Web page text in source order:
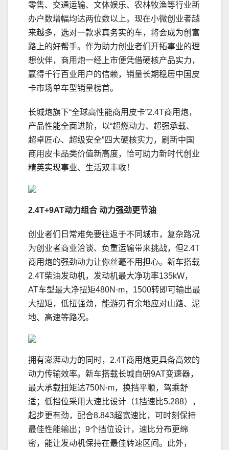
零售、交通运输、文体娱乐、农林牧渔等行业新
办户数增幅均达两位数以上。现在小微创业者越
来越多，选对一款求真务实的车，将会成为创富
路上的好帮手。作为助力创业者们开拓事业的理
想伙伴，商用炮一经上市便凭借硬核产品实力，
赢得千行百业用户的信赖，销量长期稳居中国皮
卡市场单车型销量榜首。
长城炮旗下“全球高性能商用皮卡”2.4T商用炮，
产品性能全面进阶，以“超燃动力、超强承载、
超卓匠心、超级安全”四大硬核实力，刷新中国
商用皮卡品类价值新高度，恰可助力新时代创业
精英实现事业、生活双丰收！
2.4T+9AT动力组合 动力强劲更节油
创业者们日常难免要往返于不同城市，复杂路况
为创业者商业洽谈、负重运输带来挑战，但2.4T
商用炮的强劲动力让你丝毫不用担心。新车搭载
2.4T柴油发动机，发动机最大净功率135kW，
AT车型最大净扭矩480N·m，1500转即可输出最
大扭矩，低扭强劲，能游刃有余地应对山路、泥
地、高速等路况。
拥有澎湃动力的同时，2.4T商用炮更具备高效的
动力传输效率。新车搭载长城自研9AT变速器，
最大承载扭矩达750N·m，换挡平顺，驾乘舒
适；低挡位采用大速比设计（1挡速比5.288），
起步更有劲，配合8.843超宽速比，可时刻保持
最佳性能输出；9个挡位设计，速比分布更绵
密，能让发动机保持在最佳转速区间。此外，